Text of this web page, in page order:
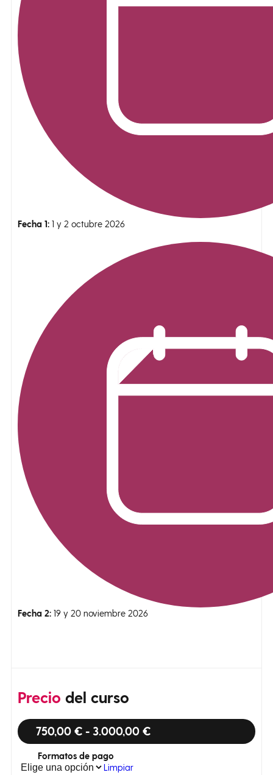
Fecha 1: 1 y 2 octubre 2026
Fecha 2: 19 y 20 noviembre 2026
Precio del curso
750,00 € - 3.000,00 €
Formatos de pago
Limpiar